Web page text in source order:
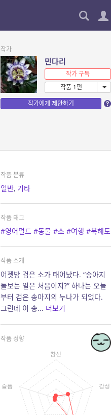
작가
민다리
작가 구독
작품 1편
작가에게 제안하기
작품 분류
일반, 기타
작품 태그
#영어덜트 #동물 #소 #여행 #북해도
작품 소개
어젯밤 검은 소가 태어났다. “송아지
돌보는 일은 처음이지?” 하나는 오늘
부터 검은 송아지의 누나가 되었다.
그런데 이 송... 더보기
작품 성향
참신
감성
슬픔